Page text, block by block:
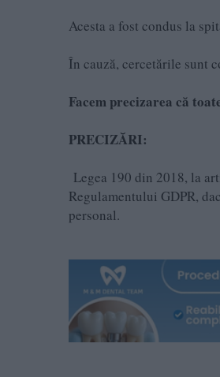
Acesta a fost condus la
În cauză, cercetările sunt
Facem precizarea că
PRECIZĂRI:
Legea 190 din 2018, la
Regulamentului GDPR,
personal.